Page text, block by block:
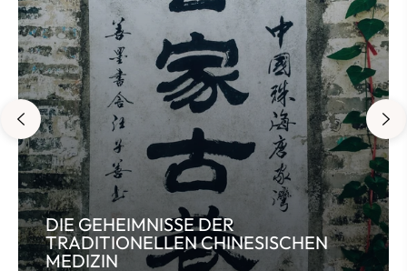
DIE GEHEIMNISSE DER
TRADITIONELLEN CHINESISCHEN
MEDIZIN